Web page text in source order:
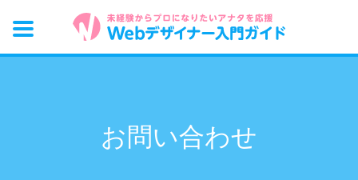
お問い合わせ